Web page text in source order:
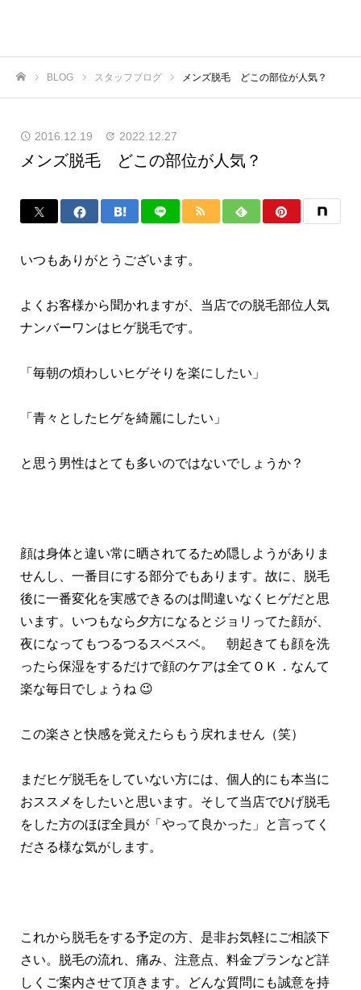
BLOG スタッフブログ メンズ脱毛 どこの部位が人気？
2016.12.19 2022.12.27
メンズ脱毛 どこの部位が人気？
いつもありがとうございます。
よくお客様から聞かれますが、当店での脱毛部位人気
ナンバーワンはヒゲ脱毛です。
「毎朝の煩わしいヒゲそりを楽にしたい」
「青々としたヒゲを綺麗にしたい」
と思う男性はとても多いのではないでしょうか？
顔は身体と違い常に晒されてるため隠しようがありま
せんし、一番目にする部分でもあります。故に、脱毛
後に一番変化を実感できるのは間違いなくヒゲだと思
います。いつもなら夕方になるとジョリってた顔が、
夜になってもつるつるスベスベ。 朝起きても顔を洗
ったら保湿をするだけで顔のケアは全てＯＫ．なんて
楽な毎日でしょうね 😉
この楽さと快感を覚えたらもう戻れません（笑）
まだヒゲ脱毛をしていない方には、個人的にも本当に
おススメをしたいと思います。そして当店でひげ脱毛
をした方のほぼ全員が「やって良かった」と言ってく
ださる様な気がします。
これから脱毛をする予定の方、是非お気軽にご相談下
さい。脱毛の流れ、痛み、注意点、料金プランなど詳
しくご案内させて頂きます。どんな質問にも誠意を持